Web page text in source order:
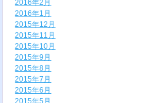
2016年2月
2016年1月
2015年12月
2015年11月
2015年10月
2015年9月
2015年8月
2015年7月
2015年6月
2015年5月